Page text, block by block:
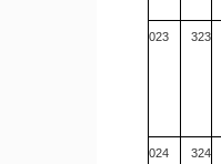
023 323
024 324